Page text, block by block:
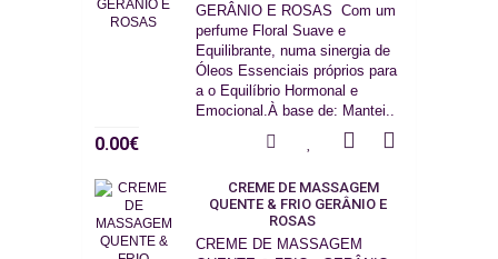
GERÂNIO E ROSAS Com um
perfume Floral Suave e
Equilibrante, numa sinergia de
Óleos Essenciais próprios para
a o Equilíbrio Hormonal e
Emocional.À base de: Mantei..
0.00€
CREME DE MASSAGEM
QUENTE & FRIO GERÂNIO E
ROSAS
CREME DE MASSAGEM